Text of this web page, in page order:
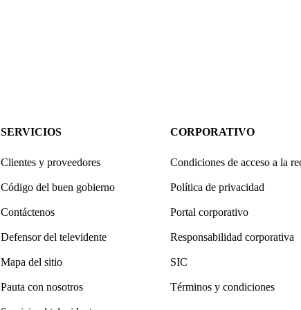
SERVICIOS
Clientes y proveedores
Código del buen gobierno
Contáctenos
Defensor del televidente
Mapa del sitio
Pauta con nosotros
CORPORATIVO
Condiciones de acceso a la
Política de privacidad
Portal corporativo
Responsabilidad corporativa
SIC
Términos y condiciones